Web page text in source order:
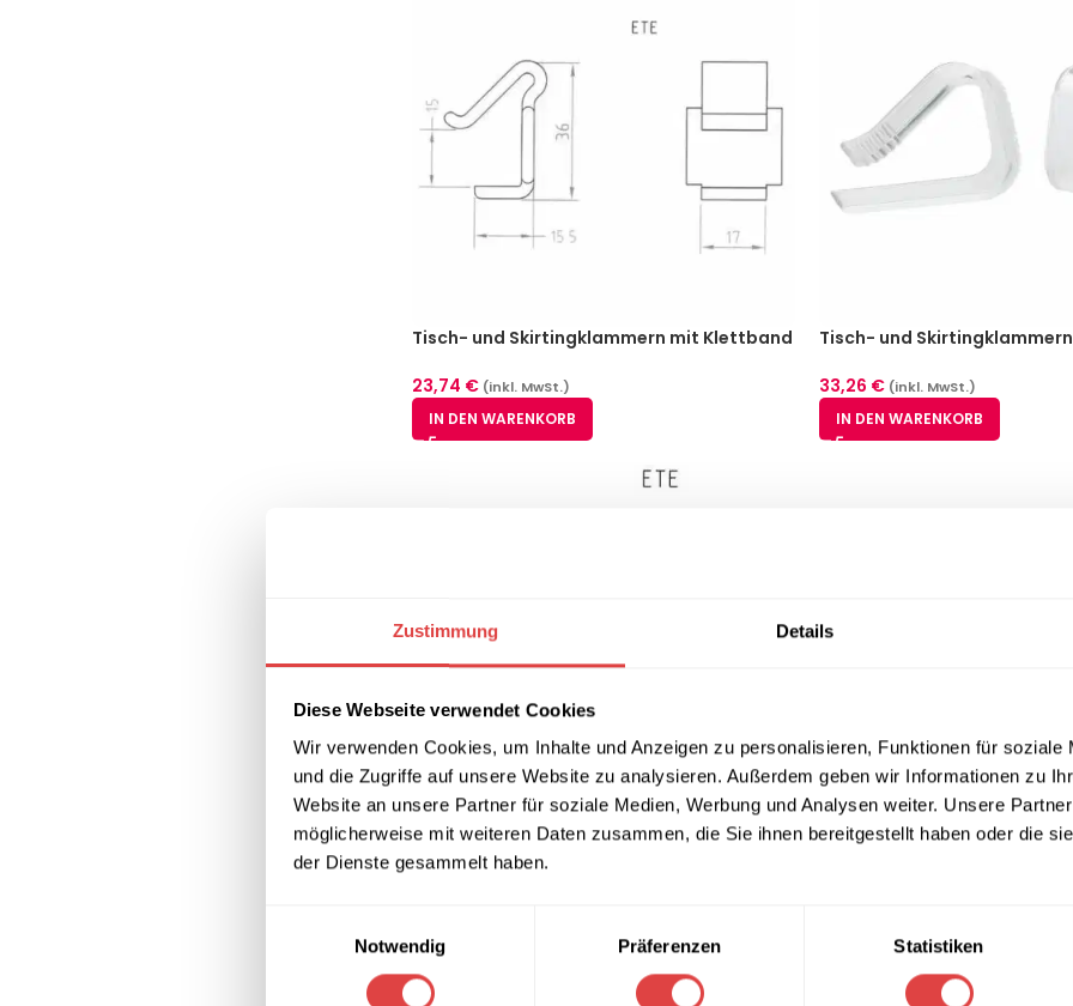
Zustimmung Details
Diese Webseite verwendet Cookies
Wir verwenden Cookies, um Inhalte und Anzeigen zu personalisieren, Funktionen für soziale
und die Zugriffe auf unsere Website zu analysieren. Außerdem geben wir Informationen zu
Website an unsere Partner für soziale Medien, Werbung und Analysen weiter. Unsere
möglicherweise mit weiteren Daten zusammen, die Sie ihnen bereitgestellt haben oder die
der Dienste gesammelt haben.
Notwendig
Präferenzen Statistiken
Tisch- und Skirtingklammern mit Klettband
15-20 mm
23,74 € (inkl. MwSt.)
IN DEN WARENKORB
Tisch- und
15-30 mm
33,26 € (inkl. MwSt.)
IN DEN WARENKORB
Tisch- und Skirtingklammern mit Klettband
| Glasklar | 25 Stück | Für 21–25 mm
Plattenstärke
23,74€ (inkl. MwSt.)
Skirtings & Clips – professionelle